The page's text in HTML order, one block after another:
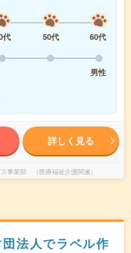
代 50代
60代
男性
詳しく見る
事業部 （医療福祉介護関連）
法人でラベル作